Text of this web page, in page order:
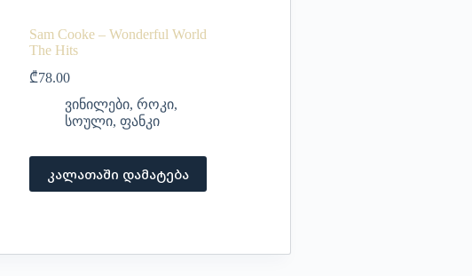
Sam Cooke – Wonderful World
The Hits
₾78.00
ვინილები, როკი,
სოული, ფანკი
კალათაში დამატება